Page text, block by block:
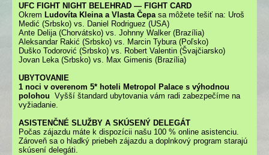
UFC FIGHT NIGHT BELEHRAD — FIGHT CARD
Okrem Ludovíta Kleina a Vlasta Čepa sa môžete tešiť na: Uroš
Medić (Srbsko) vs. Daniel Rodriguez (USA)
Ante Delija (Chorvátsko) vs. Johnny Walker (Brazília)
Aleksandar Rakić (Srbsko) vs. Marcin Tybura (Poľsko)
Duško Todorović (Srbsko) vs. Robert Valentin (Švajčiarsko)
Jovan Leka (Srbsko) vs. Max Gimenis (Brazília)
UBYTOVANIE
1 noci v overenom 5* hoteli Metropol Palace s výhodnou
polohou Vyšší štandard ubytovania vám radi zabezpečíme na
vyžiadanie.
ASISTENČNÉ SLUŽBY A SKÚSENÝ DELEGÁT
Počas zájazdu máte k dispozícii našu 100 % online asistenciu.
Zároveň sa o hladký priebeh zájazdu a doplnkový program starajú
skúsení delegáti.